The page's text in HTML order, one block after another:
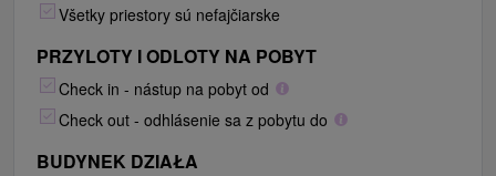
Všetky priestory sú nefajčiarske
PRZYLOTY I ODLOTY NA POBYT
Check in - nástup na pobyt od
Check out - odhlásenie sa z pobytu do
BUDYNEK DZIAŁA